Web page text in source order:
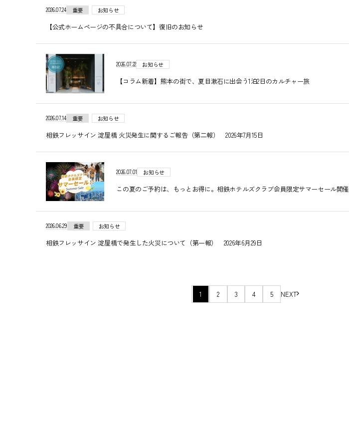
2026.07.24 重要 お知らせ
【公式ホームページの不具合について】復旧のお知らせ
2026.07.22 お知らせ
【コラム新着】熊本の街で、夏目漱石に出会う1泊2日のカルチャー旅
2026.07.14 重要 お知らせ
相鉄フレッサイン 淀屋橋 火災発生に関するご報告（第二報） 2026年7月15日
2026.07.01 お知らせ
この夏のご予約は、もっとお得に。相鉄ホテルズクラブ会員限定サマーセール開催
2026.06.29 重要 お知らせ
相鉄フレッサイン 淀屋橋で発生した火災について（第一報） 2026年6月29日
1 2 3 4 5 NEXT